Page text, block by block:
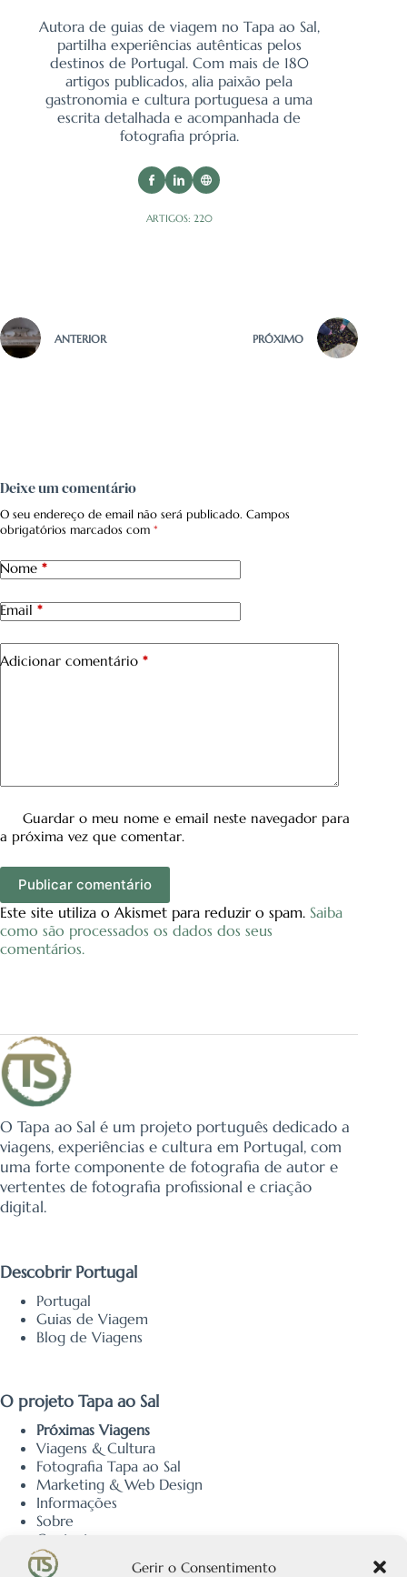
Gerir o Consentimento
Autora de guias de viagem no Tapa ao Sal,
partilha experiências autênticas pelos
destinos de Portugal. Com mais de 180
artigos publicados, alia paixão pela
gastronomia e cultura portuguesa a uma
escrita detalhada e acompanhada de
fotografia própria.
ARTIGOS: 220
ANTERIOR PRÓXIMO
Deixe um comentário
O seu endereço de email não será publicado. Campos
obrigatórios marcados com *
Nome *
Email *
Adicionar comentário *
Guardar o meu nome e email neste navegador para
a próxima vez que comentar.
Publicar comentário
Este site utiliza o Akismet para reduzir o spam. Saiba
como são processados os dados dos seus
comentários.
O Tapa ao Sal é um projeto português dedicado a
viagens, experiências e cultura em Portugal, com
uma forte componente de fotografia de autor e
vertentes de fotografia profissional e criação
digital.
Descobrir Portugal
Portugal
Guias de Viagem
Blog de Viagens
O projeto Tapa ao Sal
Próximas Viagens
Viagens & Cultura
Fotografia Tapa ao Sal
Marketing & Web Design
Informações
Sobre
Contacto
Política de Privacidade